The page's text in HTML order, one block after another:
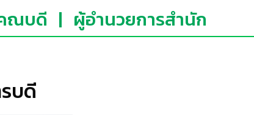
ณบดี | ผู้อำนวยการสำนัก
บดี